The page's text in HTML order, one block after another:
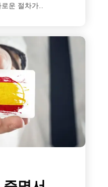
운 절차가...